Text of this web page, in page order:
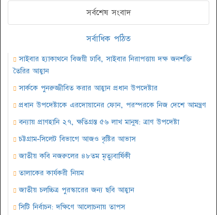
সর্বশেষ সংবাদ
সর্বাধিক পঠিত
সাইবার হ্যাকাথনে বিজয়ী ঢাবি, সাইবার নিরাপত্তায় দক্ষ জনশক্তি
তৈরির আহ্বান
সার্ককে পুনরুজ্জীবিত করার আহ্বান প্রধান উপদেষ্টার
প্রধান উপদেষ্টাকে এরদোয়ানের ফোন, পরস্পরকে নিজ দেশে আমন্ত্রণ
বন্যায় প্রাণহানি ২৭, ক্ষতিগ্রস্ত ৫৬ লাখ মানুষ: ত্রাণ উপদেষ্টা
চট্টগ্রাম-সিলেট বিভাগে আজও বৃষ্টির আভাস
জাতীয় কবি নজরুলের ৪৮তম মৃত্যুবার্ষিকী
তালাকের কার্যকরী নিয়ম
জাতীয় চলচ্চিত্র পুরস্কারের জন্য ছবি আহ্বান
সিটি নির্বাচন: দক্ষিণে আলোচনায় তাপস